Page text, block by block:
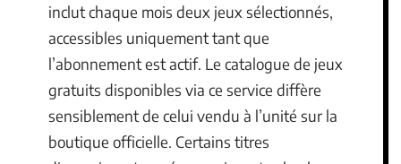
inclut chaque mois deux jeux sélectionnés,
accessibles uniquement tant que
l’abonnement est actif. Le catalogue de jeux
gratuits disponibles via ce service diffère
sensiblement de celui vendu à l’unité sur la
boutique officielle. Certains titres